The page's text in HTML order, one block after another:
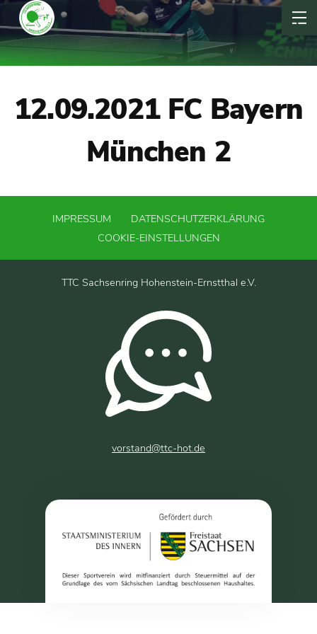
12.09.2021 FC Bayern
München 2
IMPRESSUM
DATENSCHUTZERKLÄRUNG
COOKIE-EINSTELLUNGEN
TTC Sachsenring Hohenstein-Ernstthal e.V.
vorstand@ttc-hot.de